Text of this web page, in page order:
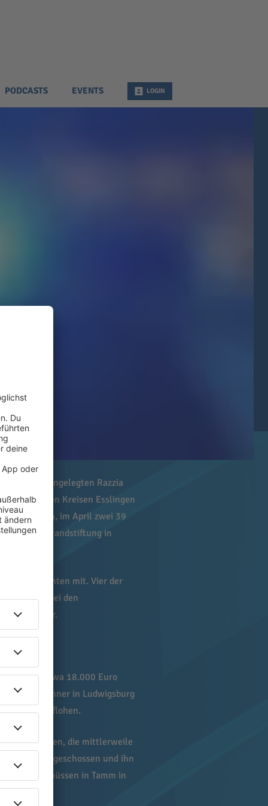
PODCASTS EVENTS LOGIN
einer großangelegten Razzia
aus den Kreisen Esslingen
haben, im April zwei 39
an einer Brandstiftung in
die Beamten mit. Vier der
«Die bei den
die Ermittler.
auf etwa 18.000 Euro
zwei Männer in Ludwigsburg
die Täter flohen.
Verdächtigen, die mittlerweile
Jährigen geschossen und ihn
mit den Schüssen in Tamm in